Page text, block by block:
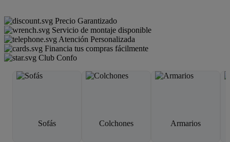
Precio Garantizado
Servicio de montaje disponible
Atención Personalizada
Financia tus compras fácilmente
Club Confo
Sofás Colchones Armarios